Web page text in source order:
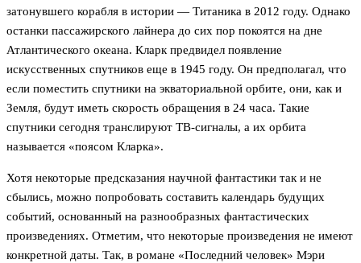
затонувшего корабля в истории — Титаника в 2012 году. Однако
останки пассажирского лайнера до сих пор покоятся на дне
Атлантического океана. Кларк предвидел появление
искусственных спутников еще в 1945 году. Он предполагал, что
если поместить спутники на экваториальной орбите, они, как и
Земля, будут иметь скорость обращения в 24 часа. Такие
спутники сегодня транслируют ТВ-сигналы, а их орбита
называется «поясом Кларка».
Хотя некоторые предсказания научной фантастики так и не
сбылись, можно попробовать составить календарь будущих
событий, основанный на разнообразных фантастических
произведениях. Отметим, что некоторые произведения не имеют
конкретной даты. Так, в романе «Последний человек» Мэри